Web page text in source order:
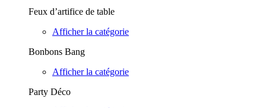
Feux d’artifice de table
Afficher la catégorie
Bonbons Bang
Afficher la catégorie
Party Déco